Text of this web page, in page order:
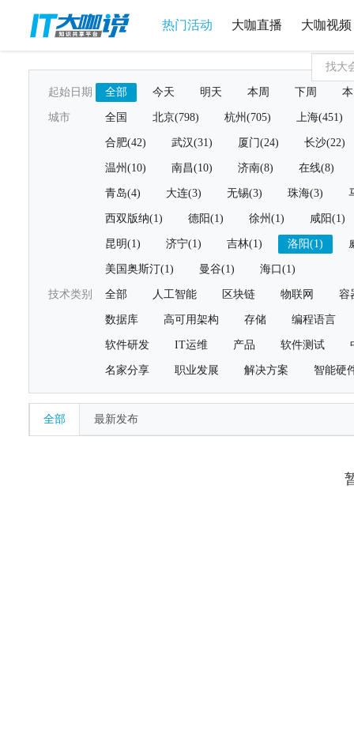
热门活动 大咖直播 大咖视频
起始日期 全部 今天 明天 本周 下周
城市 全国 北京(798) 杭州(705) 上海(451)
合肥(42) 武汉(31) 厦门(24) 长沙(22)
温州(10) 南昌(10) 济南(8) 在线(8)
青岛(4) 大连(3) 无锡(3) 珠海(3)
西双版纳(1) 德阳(1) 徐州(1) 咸阳(1)
昆明(1) 济宁(1) 吉林(1) 洛阳(1)
美国奥斯汀(1) 曼谷(1) 海口(1)
技术类别 全部 人工智能 区块链 物联网 容
数据库 高可用架构 存储 编程语言
软件研发 IT运维 产品 软件测试
名家分享 职业发展 解决方案 智能硬
全部 最新发布